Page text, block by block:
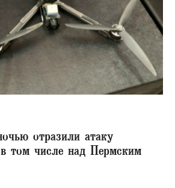
отразили атаку
том числе над Пермским